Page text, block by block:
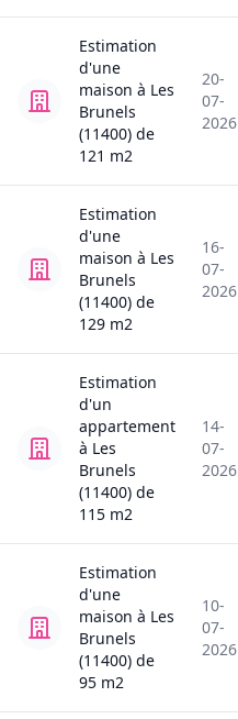
Estimation
d'une
maison à Les
Brunels
(11400) de
121 m2
20-
07-
2026
Estimation
d'une
maison à Les
Brunels
(11400) de
129 m2
16-
07-
2026
Estimation
d'un
appartement
à Les
Brunels
(11400) de
115 m2
14-
07-
2026
Estimation
d'une
maison à Les
Brunels
(11400) de
95 m2
10-
07-
2026